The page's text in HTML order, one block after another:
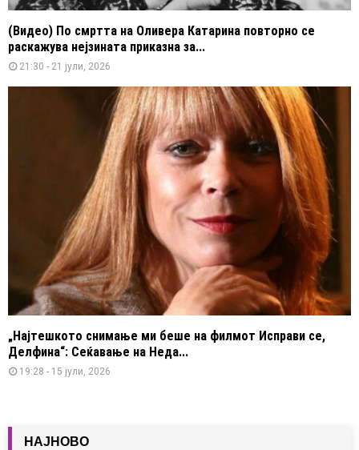
(Видео) По смртта на Оливера Катарина повторно се
раскажува нејзината приказна за...
21:30 - 21 јули, 2026
„Најтешкото снимање ми беше на филмот Исправи се,
Делфина“: Сеќавање на Неда...
19:28 - 15 јули, 2026
НАЈНОВО